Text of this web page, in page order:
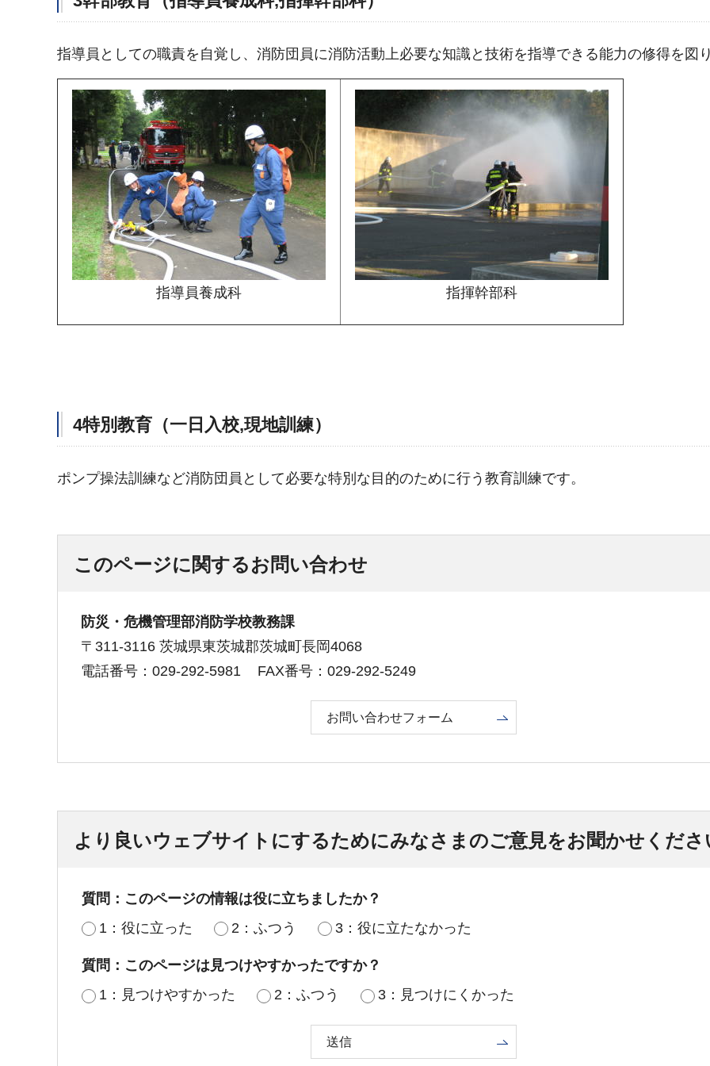
指導員としての職責を自覚し、消防団員に消防活動上必要な知識と技術を指導できる能力の修得を図
指導員養成科 指揮幹部科
4特別教育（一日入校,現地訓練）
ポンプ操法訓練など消防団員として必要な特別な目的のために行う教育訓練です。
このページに関するお問い合わせ
防災・危機管理部消防学校教務課
〒311-3116 茨城県東茨城郡茨城町長岡4068
電話番号：029-292-5981
FAX番号：029-292-5249
お問い合わせフォーム
より良いウェブサイトにするためにみなさまのご意見をお聞かせくださ
質問：このページの情報は役に立ちましたか？
1：役に立った
2：ふつう 3：役に立たなかった
質問：このページは見つけやすかったですか？
1：見つけやすかった
2：ふつう 3：見つけにくかった